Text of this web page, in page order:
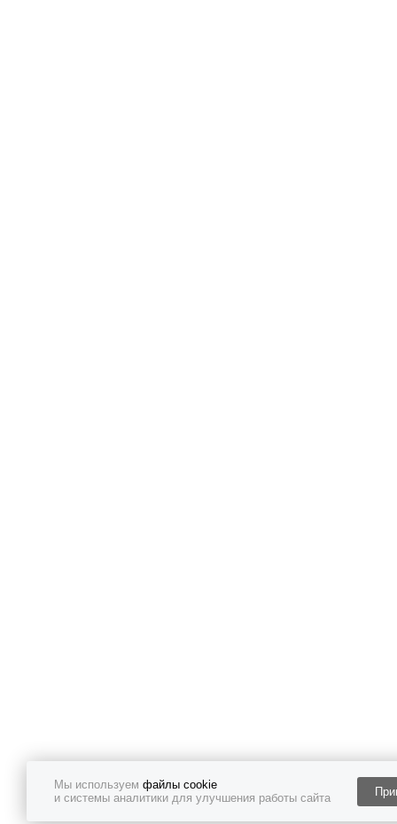
Мы используем файлы cookie
и системы аналитики для улучшения работы сайта